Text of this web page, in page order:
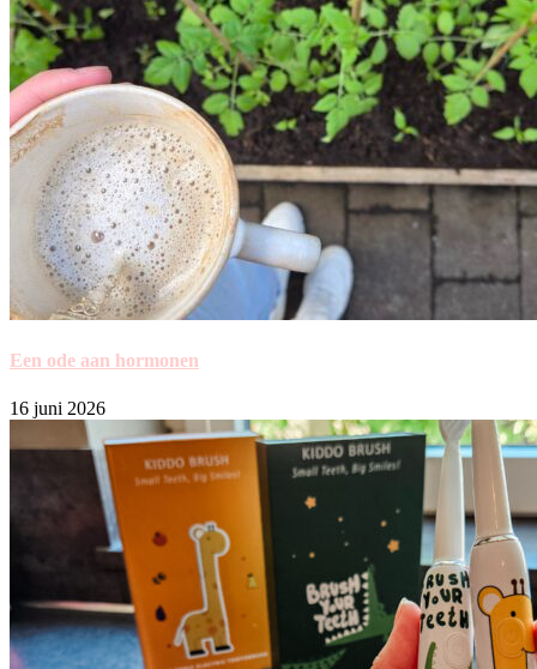
Een ode aan hormonen
16 juni 2026